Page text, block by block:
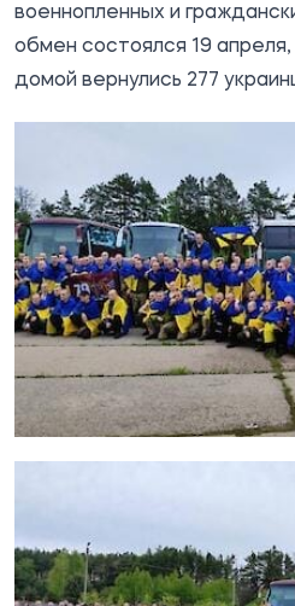
военнопленных и
обмен состоялся 19
домой вернулись 277